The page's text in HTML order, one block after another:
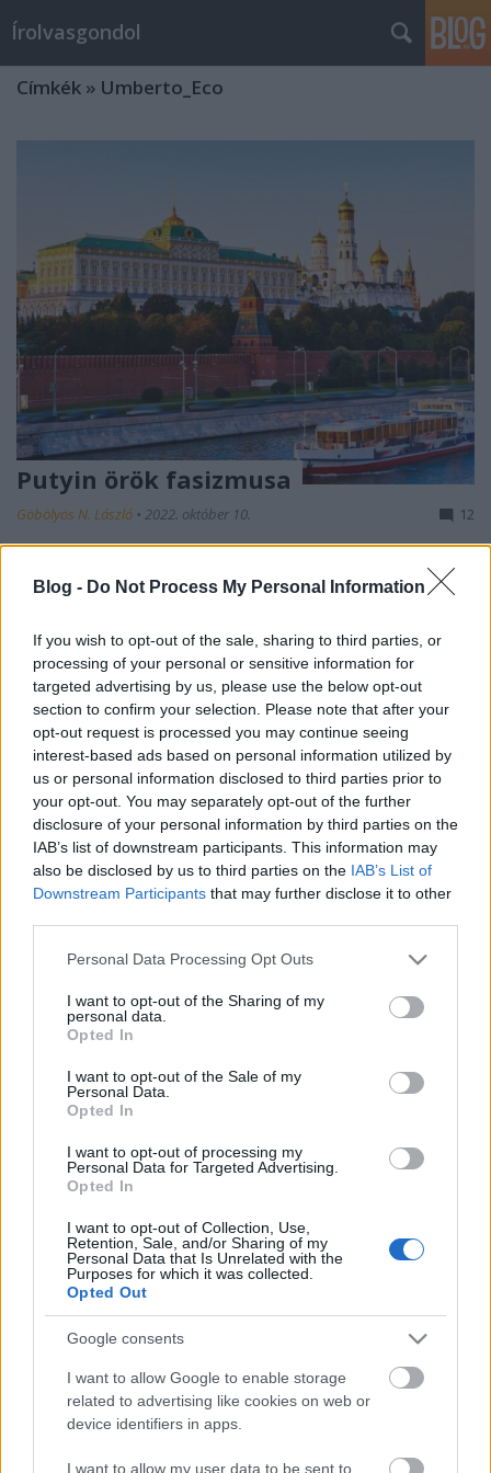
Blog - Do Not Process My Personal Information
If you wish to opt-out of the sale, sharing to third parties, or
processing of your personal or sensitive information for
targeted advertising by us, please use the below opt-out
section to confirm your selection. Please note that after your
opt-out request is processed you may continue seeing
interest-based ads based on personal information utilized by
us or personal information disclosed to third parties prior to
your opt-out. You may separately opt-out of the further
disclosure of your personal information by third parties on the
IAB’s list of downstream participants. This information may
also be disclosed by us to third parties on the IAB’s List of
Downstream Participants that may further disclose it to other
Please note that this website/app uses one or more Google
not limited to your visit or usage behaviour. You may click to
grant or deny consent to Google and its third-party tags to
use your data for below specified purposes in below Google
consent section.
Personal Data Processing Opt Outs
I want to opt-out of the Sharing of my
personal data.
Opted In
I want to opt-out of the Sale of my
Personal Data.
Opted In
I want to opt-out of processing my
Personal Data for Targeted Advertising.
Opted In
I want to opt-out of Collection, Use,
Retention, Sale, and/or Sharing of my
Personal Data that Is Unrelated with the
Purposes for which it was collected.
Opted Out
Google consents
I want to allow Google to enable storage
related to advertising like cookies on web or
device identifiers in apps.
I want to allow my user data to be sent to
Írolvasgondol
Címkék » Umberto_Eco
Putyin örök fasizmusa
Göbölyös N. László • 2022. október 10. 12
21.század első két évtizedében Oroszországot
maffiaállamnak, zsarnokságnak, új autokráciának,
szuverén demokráciának. Nemrégiben Szergej
Gurrijev és Daniel Trejszman könyvükben Vlagyimir
Putyint a manipuláció…
Umberto Eco könyvparadicsoma
A neves író-filozófus milánói könyvtárházában 35
ezer kötetet őrzött, amelyeket végrendeletében a
város Braidense könyvtárának és a bolognai
egyetemnek ajándékozott. Miután valóságos
felhőkarcolókat épített a könyvek számára és köztük
utakat, olyanokat, mint a New York-i Park Avenue
vagy a Fifth…